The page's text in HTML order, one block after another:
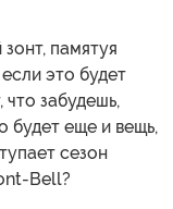
памятуя
это будет
что забудешь,
будет еще и вещь,
сезон
Bell?